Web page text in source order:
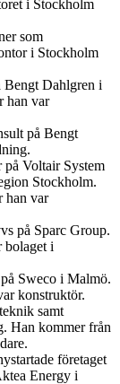
i Stockholm
som
i Stockholm
Bengt Dahlgren i
han var
på Bengt
Voltair System
Stockholm.
han var
på Sparc Group.
bolaget i
Sweco i Malmö.
konstruktör.
samt
Han kommer från
företaget
Energy i